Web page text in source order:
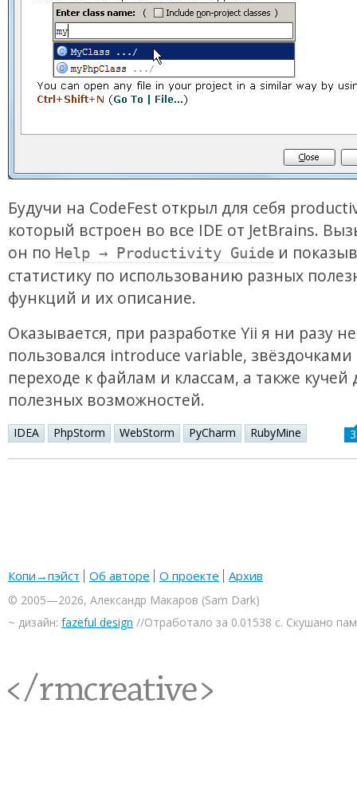
Будучи на CodeFest открыл для себя
который встроен во все IDE от JetBrains.
он по Help → Productivity Guide и
статистику по использованию разных
функций и их описание.
Оказывается, при разработке Yii я ни разу не
пользовался introduce variable,
переходе к файлам и классам, а также кучей
полезных возможностей.
IDEA PhpStorm WebStorm PyCharm RubyMine
Копи→пэйст Об авторе О проекте Архив
© 2005—2026, Александр Макаров (Sam Dark)
~ дизайн: fazeful design //Отработало за 0.01538 с. Скушано
<rmcreative/>